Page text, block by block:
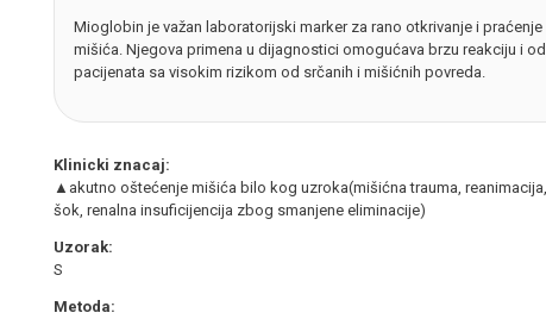
Mioglobin je važan laboratorijski marker za rano otkrivanje i
mišića. Njegova primena u dijagnostici omogućava brzu reakciju i
pacijenata sa visokim rizikom od srčanih i mišićnih povreda.
Klinicki znacaj:
▲akutno oštećenje mišića bilo kog uzroka(mišićna trauma,
šok, renalna insuficijencija zbog smanjene eliminacije)
Uzorak:
S
Metoda: